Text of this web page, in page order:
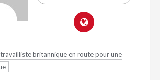
britannique en route pour une